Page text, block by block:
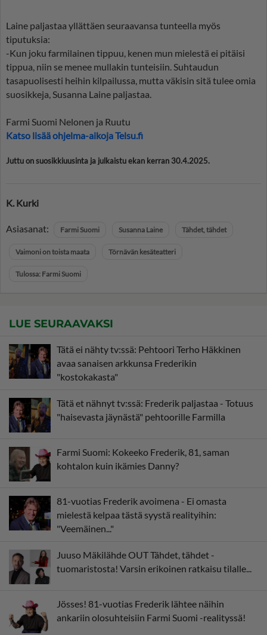
Laine paljastaa yllättäen seuraavansa tunteella myös
tiputuksia:
-Kun joku farmilainen tippuu, kenen mun mielestä ei pitäisi
tippua, niin se menee mullakin tunteisiin. Suhtaudun
tasapuolisesti heihin kilpailussa, mutta väkisin sitä tulee omia
suosikkeja, Susanna Laine paljastaa.
Farmi Suomi Nelonen ja Ruutu
Katso lisää ohjelma-aikoja Telsu.fi
Juttu on suosikkiuusinta ja julkaistu ekan kerran 30.4.2025.
K. Kurki
Asiasanat: Farmi Suomi Susanna Laine Tähdet, tähdet
Vaimoni on toista maata Törnävän kesäteatteri
Tulossa: Farmi Suomi
LUE SEURAAVAKSI
Tätä ei nähty tv:ssä: Pehtoori Terho Häkkinen
avaa sanaisen arkkunsa Frederikin
"kostokakasta"
Tätä et nähnyt tv:ssä: Frederik paljastaa - Totuus
"haisevasta jäynästä" pehtoorille Farmilla
Farmi Suomi: Kokeeko Frederik, 81, saman
kohtalon kuin ikämies Danny?
81-vuotias Frederik avoimena - Ei omasta
mielestä kelpaa tästä syystä realityihin:
"Veemäinen..."
Juuso Mäkilähde OUT Tähdet, tähdet -
tuomaristosta! Varsin erikoinen ratkaisu tilalle...
Jösses! 81-vuotias Frederik lähtee näihin
ankariin olosuhteisiin Farmi Suomi -realityssä!